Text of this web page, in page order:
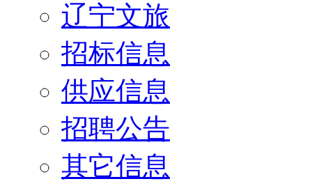
辽宁文旅
招标信息
供应信息
招聘公告
其它信息